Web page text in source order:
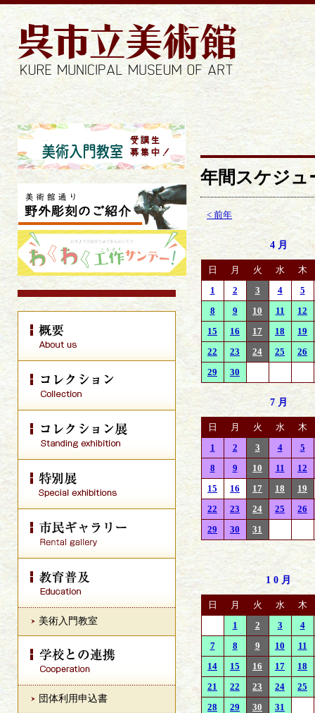
美術入門教室
団体利用申込書
年間スケジュ
< 前年
4月
日 月 火 水
木
1
2 3 4
5
8
9 10 11
12
15
16 17 18
19
22
23 24 25
26
29
30
7月
日 月 火 水
木
1
2 3 4
5
8
9 10 11
12
15
16 17 18
19
22
23 24 25
26
29
30 31
10月
日 月 火 水
木
1
2 3
4
7
8 9 10
11
14
15 16 17
18
21
22 23 24
25
28
29 30 31